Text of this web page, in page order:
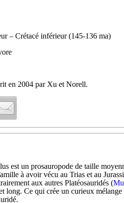
– Crétacé inférieur (145-136 ma)
en 2004 par Xu et Norell.
est un prosauropode de taille
à avoir vécu au Trias et au
aux autres Platéosauridés (
long. Ce qui crée un curieux mélange